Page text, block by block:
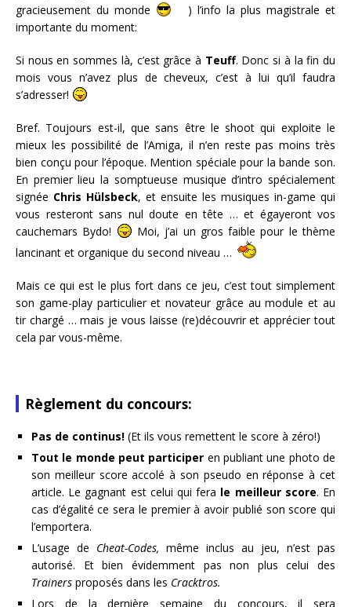
gracieusement du monde
) l’info la plus magistrale et
importante du moment:
Si nous en sommes là, c’est grâce à Teuff. Donc si à la fin du
mois vous n’avez plus de cheveux, c’est à lui qu’il faudra
s’adresser!
Bref. Toujours est-il, que sans être le shoot qui exploite le
mieux les possibilité de l’Amiga, il n’en reste pas moins très
bien conçu pour l’époque. Mention spéciale pour la bande son.
En premier lieu la somptueuse musique d’intro spécialement
signée Chris Hülsbeck, et ensuite les musiques in-game qui
vous resteront sans nul doute en tête … et égayeront vos
cauchemars Bydo!
Moi, j’ai un gros faible pour le thème
lancinant et organique du second niveau …
Mais ce qui est le plus fort dans ce jeu, c’est tout simplement
son game-play particulier et novateur grâce au module et au
tir chargé … mais je vous laisse (re)découvrir et apprécier tout
cela par vous-même.
Règlement du concours:
Pas de continus! (Et ils vous remettent le score à zéro!)
Tout le monde peut participer en publiant une photo de
son meilleur score accolé à son pseudo en réponse à cet
article. Le gagnant est celui qui fera le meilleur score. En
cas d’égalité ce sera le premier à avoir publié son score qui
l’emportera.
L’usage de Cheat-Codes, même inclus au jeu, n’est pas
autorisé. Et bien évidemment pas non plus celui des
Trainers proposés dans les Cracktros.
Lors de la dernière semaine du concours, il sera